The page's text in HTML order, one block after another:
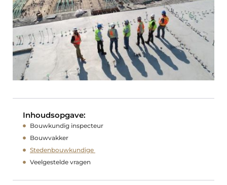
Inhoudsopgave:
Bouwkundig inspecteur
Bouwvakker
Stedenbouwkundige
Veelgestelde vragen